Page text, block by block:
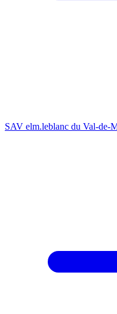
SAV elm.leblanc du Val-de-